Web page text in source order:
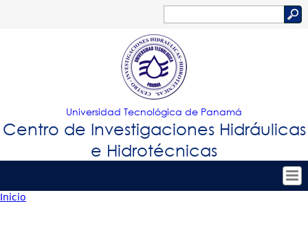
Jump to navigation
de
búsqueda
Universidad Tecnológica de Panamá
Centro de Investigaciones Hidráulicas
e Hidrotécnicas
Tropical
Inicio